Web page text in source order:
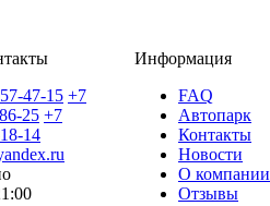
47-15 +7
25 +7
14
Информация
FAQ
Автопарк
Контакты
Новости
О компании
Отзывы